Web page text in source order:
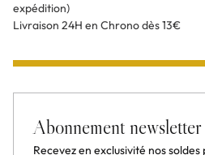
expédition)
Livraison 24H en Chrono dès 13€
Abonnement newsletter
Recevez en exclusivité nos